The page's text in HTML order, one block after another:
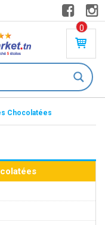
0
PR
DU
IT(
S)
DT
Chocolatées